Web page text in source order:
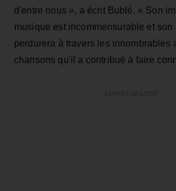
d'entre nous », a écrit Bublé. « Son
musique est incommensurable et son
perdurera à travers les innombrables
chansons qu'il a contribué à faire